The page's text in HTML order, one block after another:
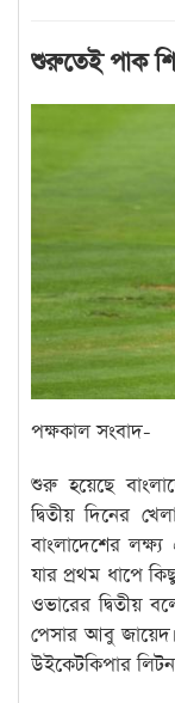
শুরুতেই পাক
পক্ষকাল সংবাদ-
শুরু হয়েছে
দ্বিতীয় দিনের
বাংলাদেশের
যার প্রথম ধাপে
ওভারের দ্বিতীয়
পেসার আবু
উইকেটকিপার